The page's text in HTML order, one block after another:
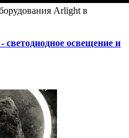
Arlight в
светодиодное освещение и